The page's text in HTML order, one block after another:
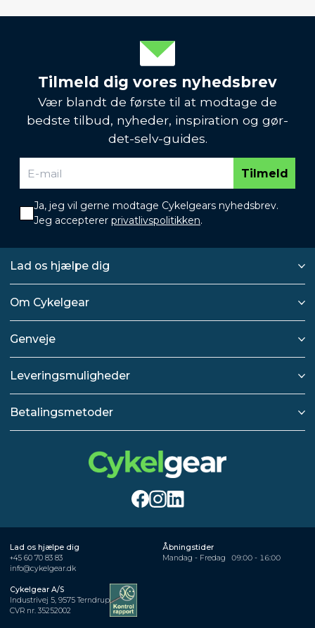
Tilmeld dig vores nyhedsbrev
Vær blandt de første til at modtage de
bedste tilbud, nyheder, inspiration og gør-
det-selv-guides.
Tilmeld
Ja, jeg vil gerne modtage Cykelgears nyhedsbrev.
Jeg accepterer privatlivspolitikken.
Lad os hjælpe dig
Om Cykelgear
Genveje
Leveringsmuligheder
Betalingsmetoder
Lad os hjælpe dig
+45 60 70 83 83
info@cykelgear.dk
Åbningstider
Mandag - Fredag
09:00 - 16:00
Cykelgear A/S
Industrivej 5, 9575 Terndrup
CVR nr. 35252002